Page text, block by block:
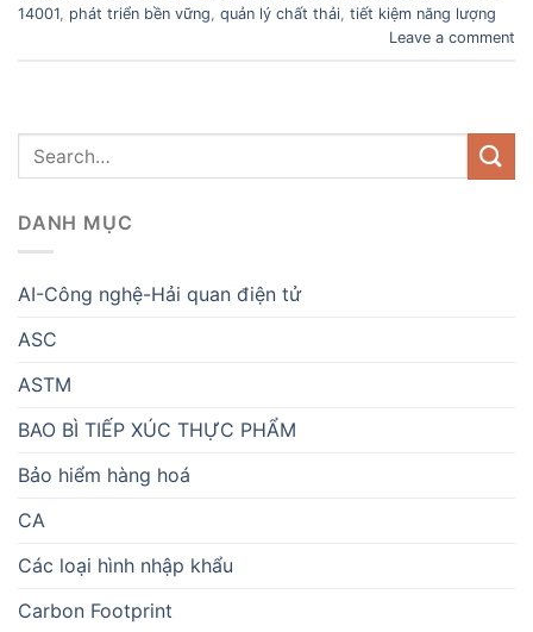
14001 phát triển bền vững quản lý chất thải tiết kiệm năng lượng
Leave a comment
DANH MỤC
AI-Công nghệ-Hải quan điện tử
ASC
ASTM
BAO BÌ TIẾP XÚC THỰC PHẨM
Bảo hiểm hàng hoá
CA
Các loại hình nhập khẩu
Carbon Footprint